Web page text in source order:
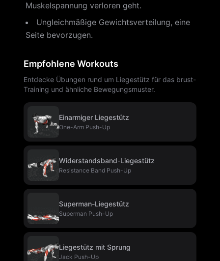
Muskelspannung verloren geht.
Ungleichmäßige Gewichtsverteilung, eine
Seite bevorzugen.
Empfohlene Workouts
Entdecke Übungen rund um Liegestütz für das brust-
Training und ähnliche Bewegungsmuster.
Einarmiger Liegestütz
One-Arm Push-Up
Widerstandsband-Liegestütz
Resistance Band Push-Up
Superman-Liegestütz
Superman Push-Up
Liegestütz mit Sprung
Jack Push-Up